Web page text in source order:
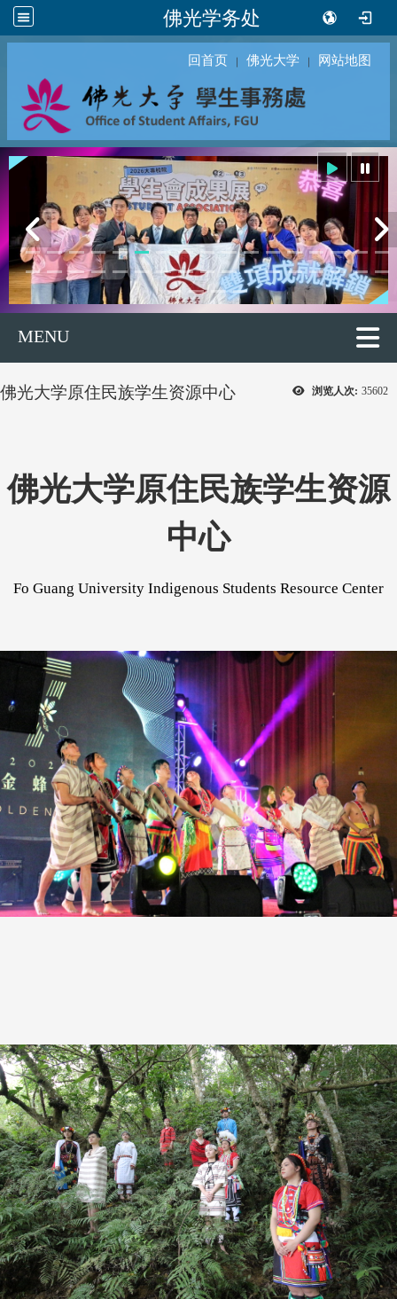
佛光学务处
回首页 ｜ 佛光大学 ｜ 网站地图
MENU
浏览人次: 35602
佛光大学原住民族学生资源中心
佛光大学原住民族学生资源
中心
Fo Guang University Indigenous Students Resource Center